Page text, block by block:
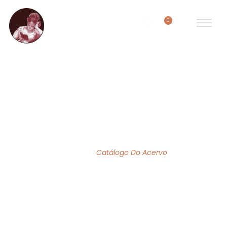
0
Catálogo Do Acervo